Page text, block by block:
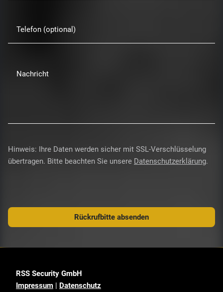
Telefon (optional)
Nachricht
Hinweis: Ihre Daten werden sicher mit SSL-Verschlüsselung
übertragen. Bitte beachten Sie unsere Datenschutzerklärung.
Rückrufbitte absenden
RSS Security GmbH
Impressum | Datenschutz